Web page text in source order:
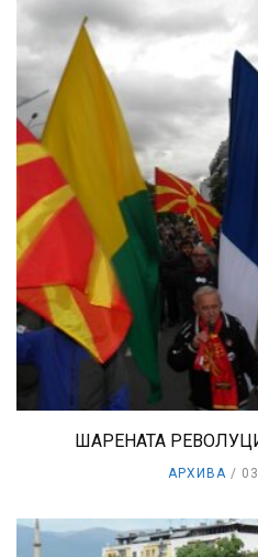
ШАРЕНАТА
АРХИВА